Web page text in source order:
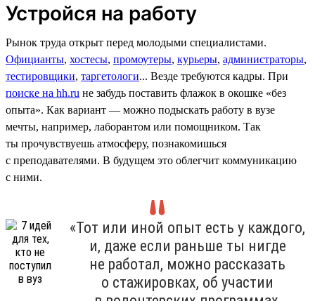
Устройся на работу
Рынок труда открыт перед молодыми специалистами.
Официанты, хостесы, промоутеры, курьеры, администраторы,
тестировщики, таргетологи... Везде требуются кадры. При
поиске на hh.ru не забудь поставить флажок в окошке «без
опыта». Как вариант — можно подыскать работу в вузе
мечты, например, лаборантом или помощником. Так
ты прочувствуешь атмосферу, познакомишься
с преподавателями. В будущем это облегчит коммуникацию
с ними.
«Тот или иной опыт есть у каждого,
и, даже если раньше ты нигде
не работал, можно рассказать
о стажировках, об участии